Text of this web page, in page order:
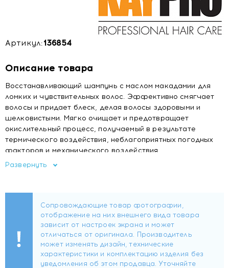
Артикул:136854
Описание товара
Восстанавливающий шампунь с маслом макадамии для
ломких и чувствительных волос. Эффективно смягчает
волосы и придает блеск, делая волосы здоровыми и
шелковистыми. Мягко очищает и предотвращает
окислительный процесс, получаемый в результате
термического воздействия, неблагоприятных погодных
факторов и механического воздействия.
смыть.
Развернуть